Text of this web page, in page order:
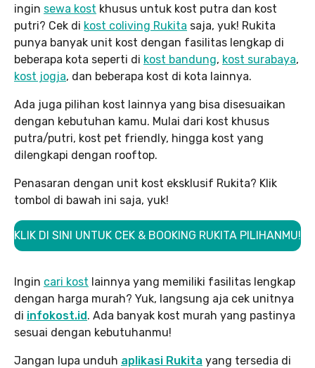
ingin sewa kost khusus untuk kost putra dan kost
putri? Cek di kost coliving Rukita saja, yuk! Rukita
punya banyak unit kost dengan fasilitas lengkap di
beberapa kota seperti di kost bandung, kost surabaya,
kost jogja, dan beberapa kost di kota lainnya.
Ada juga pilihan kost lainnya yang bisa disesuaikan
dengan kebutuhan kamu. Mulai dari kost khusus
putra/putri, kost pet friendly, hingga kost yang
dilengkapi dengan rooftop.
Penasaran dengan unit kost eksklusif Rukita? Klik
tombol di bawah ini saja, yuk!
KLIK DI SINI UNTUK CEK & BOOKING RUKITA PILIHANMU!
Ingin cari kost lainnya yang memiliki fasilitas lengkap
dengan harga murah? Yuk, langsung aja cek unitnya
di infokost.id. Ada banyak kost murah yang pastinya
sesuai dengan kebutuhanmu!
Jangan lupa unduh aplikasi Rukita yang tersedia di